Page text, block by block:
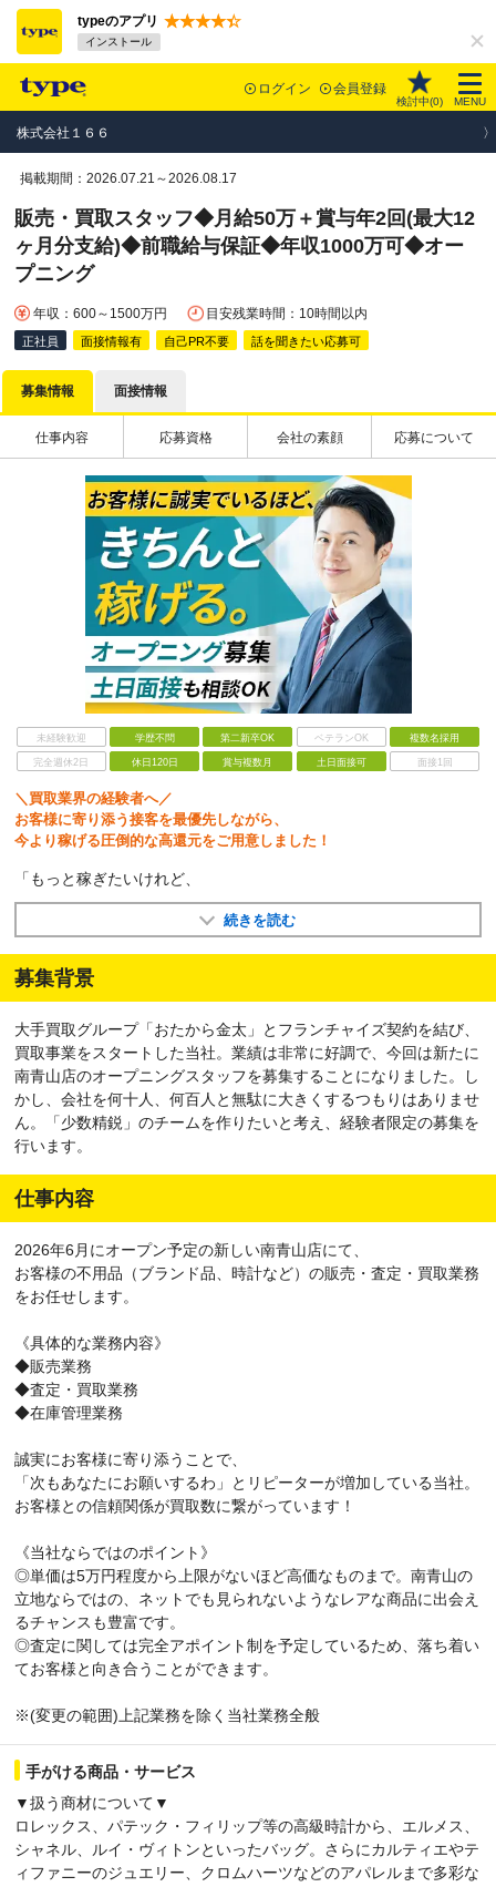
typeのアプリ
インストール
ログイン 会員登録
検討中(0) MENU
株式会社１６６
掲載期間：2026.07.21～2026.08.17
販売・買取スタッフ◆月給50万＋賞与年2回(最大12
ヶ月分支給)◆前職給与保証◆年収1000万可◆オー
プニング
年収：600～1500万円 目安残業時間：10時間以内
正社員 面接情報有 自己PR不要 話を聞きたい応募可
募集情報 面接情報
仕事内容 応募資格 会社の素顔 応募について
未経験歓迎 学歴不問 第二新卒OK ベテランOK 複数名採用
完全週休2日 休日120日 賞与複数月 土日面接可 面接1回
＼買取業界の経験者へ／
お客様に寄り添う接客を最優先しながら、
今より稼げる圧倒的な高還元をご用意しました！
「もっと稼ぎたいけれど、
続きを読む
募集背景
大手買取グループ「おたから金太」とフランチャイズ契約を結び、
買取事業をスタートした当社。業績は非常に好調で、今回は新たに
南青山店のオープニングスタッフを募集することになりました。し
かし、会社を何十人、何百人と無駄に大きくするつもりはありませ
ん。「少数精鋭」のチームを作りたいと考え、経験者限定の募集を
行います。
仕事内容
2026年6月にオープン予定の新しい南青山店にて、
お客様の不用品（ブランド品、時計など）の販売・査定・買取業務
をお任せします。
《具体的な業務内容》
◆販売業務
◆査定・買取業務
◆在庫管理業務
誠実にお客様に寄り添うことで、
「次もあなたにお願いするわ」とリピーターが増加している当社。
お客様との信頼関係が買取数に繋がっています！
《当社ならではのポイント》
◎単価は5万円程度から上限がないほど高価なものまで。南青山の
立地ならではの、ネットでも見られないようなレアな商品に出会え
るチャンスも豊富です。
◎査定に関しては完全アポイント制を予定しているため、落ち着い
てお客様と向き合うことができます。
※(変更の範囲)上記業務を除く当社業務全般
手がける商品・サービス
▼扱う商材について▼
ロレックス、パテック・フィリップ等の高級時計から、エルメス、
シャネル、ルイ・ヴィトンといったバッグ。さらにカルティエやテ
ィファニーのジュエリー、クロムハーツなどのアパレルまで多彩な